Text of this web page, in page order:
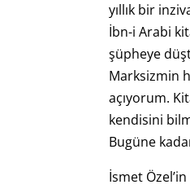
yıllık bir
İbn-i Arabi
şüpheye
Marksizmin
açıyorum.
kendisini
Bugüne
İsmet